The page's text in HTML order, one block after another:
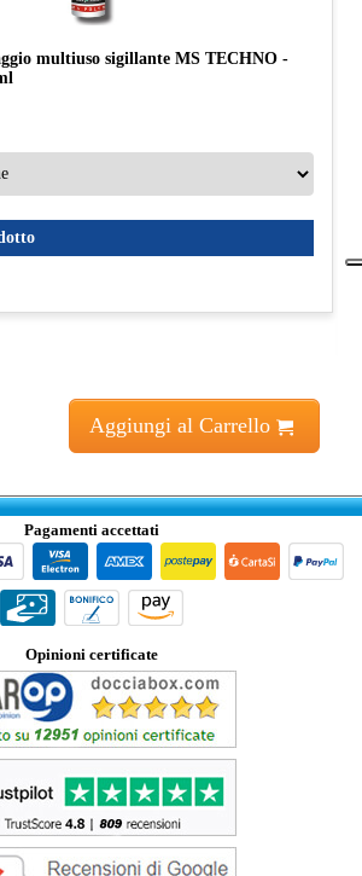
multiuso sigillante MS TECHNO -
Aggiungi al Carrello
Pagamenti accettati
Opinioni certificate